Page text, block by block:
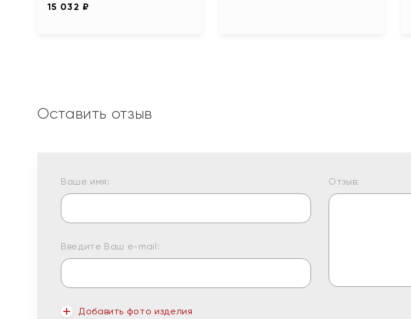
15 032 ₽
Оставить отзыв
Ваше имя:
Введите Ваш e-mail:
Добавить фото изделия
Отзыв: